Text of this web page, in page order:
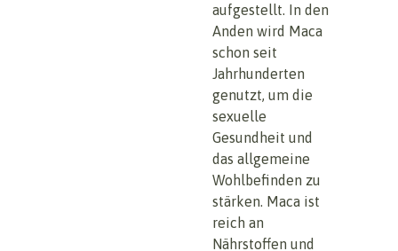
aufgestellt. In den
Anden wird Maca
schon seit
Jahrhunderten
genutzt, um die
sexuelle
Gesundheit und
das allgemeine
Wohlbefinden zu
stärken. Maca ist
reich an
Nährstoffen und